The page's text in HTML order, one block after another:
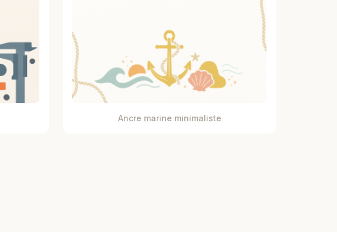
Ancre marine minimaliste